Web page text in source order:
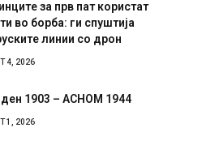
за прв пат користат
во борба: ги спуштија
линии со дрон
4, 2026
1903 – АСНОМ 1944
1, 2026